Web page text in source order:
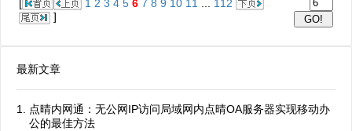
[
1 2 3 4 5 6 7 8 9 10 11
112
]
最新文章
点晴内网通：无公网IP访问局域网内点晴OA服务器实现移动办
公的最佳方法